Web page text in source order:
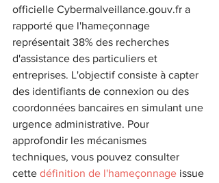
officielle Cybermalveillance.gouv.fr a
rapporté que l'hameçonnage
représentait 38% des recherches
d'assistance des particuliers et
entreprises. L'objectif consiste à capter
des identifiants de connexion ou des
coordonnées bancaires en simulant une
urgence administrative. Pour
approfondir les mécanismes
techniques, vous pouvez consulter
cette définition de l'hameçonnage issue